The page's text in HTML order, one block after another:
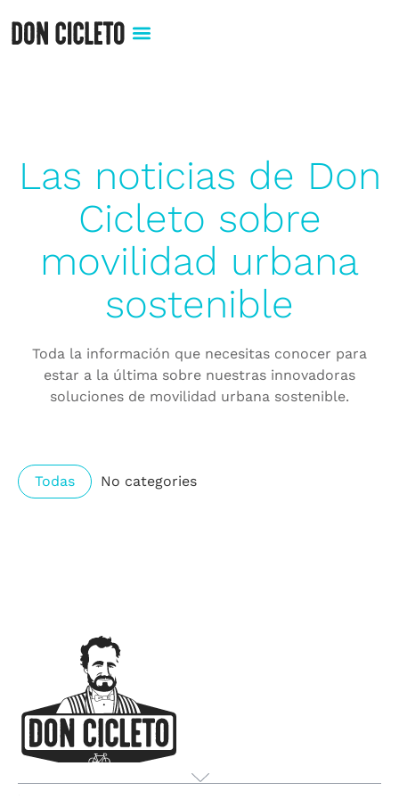
Las noticias de Don
Cicleto sobre
movilidad urbana
sostenible​
Toda la información que necesitas conocer para
estar a la última sobre nuestras innovadoras
soluciones de movilidad urbana sostenible.
Todas No categories